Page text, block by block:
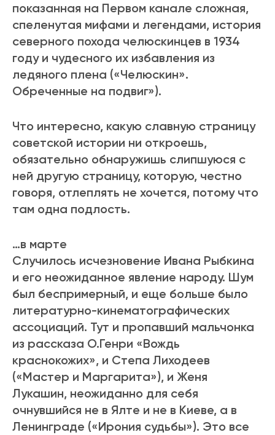
показанная на Первом канале сложная,
спеленутая мифами и легендами, история
северного похода челюскинцев в 1934
году и чудесного их избавления из
ледяного плена («Челюскин».
Обреченные на подвиг»).
Что интересно, какую славную страницу
советской истории ни откроешь,
обязательно обнаружишь слипшуюся с
ней другую страницу, которую, честно
говоря, отлеплять не хочется, потому что
там одна подлость.
…в марте
Случилось исчезновение Ивана Рыбкина
и его неожиданное явление народу. Шум
был беспримерный, и еще больше было
литературно-кинематографических
ассоциаций. Тут и пропавший мальчонка
из рассказа О.Генри «Вождь
краснокожих», и Степа Лиходеев
(«Мастер и Маргарита»), и Женя
Лукашин, неожиданно для себя
очнувшийся не в Ялте и не в Киеве, а в
Ленинграде («Ирония судьбы»). Это все